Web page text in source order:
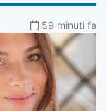
59 minuti fa